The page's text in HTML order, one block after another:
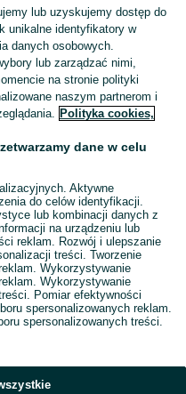
lub uzyskujemy dostęp do
unikalne identyfikatory w
danych osobowych.
lub zarządzać nimi,
na stronie polityki
naszym partnerom i
Polityka cookies,
dane w celu
Aktywne
do celów identyfikacji.
lub kombinacji danych z
na urządzeniu lub
reklam. Rozwój i ulepszanie
treści. Tworzenie
Wykorzystywanie
Wykorzystywanie
Pomiar efektywności
spersonalizowanych reklam.
spersonalizowanych treści.